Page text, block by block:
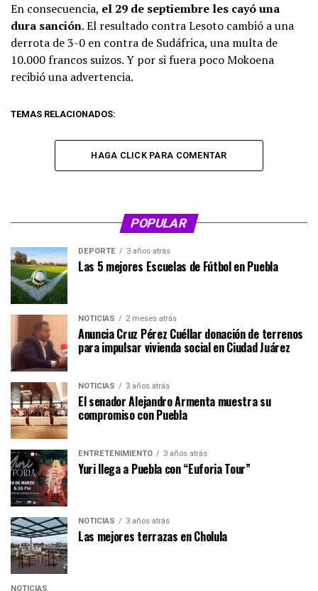
En consecuencia, el 29 de septiembre les cayó una
dura sanción. El resultado contra Lesoto cambió a una
derrota de 3-0 en contra de Sudáfrica, una multa de
10.000 francos suizos. Y por si fuera poco Mokoena
recibió una advertencia.
TEMAS RELACIONADOS:
HAGA CLICK PARA COMENTAR
POPULAR
DEPORTE 3 años atrás
Las 5 mejores Escuelas de Fútbol en Puebla
NOTICIAS 2 meses atrás
Anuncia Cruz Pérez Cuéllar donación de terrenos
para impulsar vivienda social en Ciudad Juárez
NOTICIAS 3 años atrás
El senador Alejandro Armenta muestra su
compromiso con Puebla
ENTRETENIMIENTO 3 años atrás
Yuri llega a Puebla con “Euforia Tour”
NOTICIAS 3 años atrás
Las mejores terrazas en Cholula
NOTICIAS